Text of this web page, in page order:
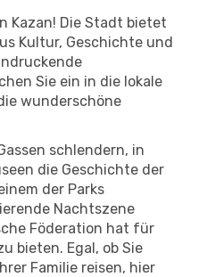
Kazan! Die Stadt bietet
Kultur, Geschichte und
Sie ein in die lokale
wunderschöne
schlendern, in
die Geschichte der
der Parks
Nachtszene
Föderation hat für
bieten. Egal, ob Sie
Familie reisen, hier